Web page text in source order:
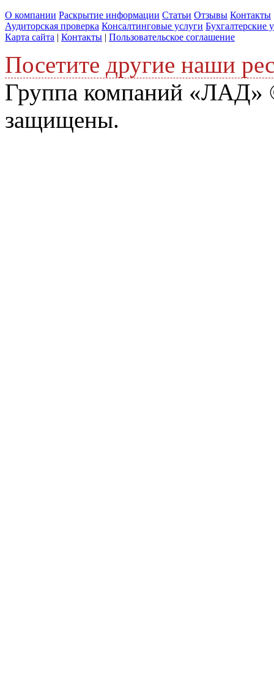
О компании Раскрытие информации Статьи Отзывы Контакты
Аудиторская проверка Консалтинговые услуги Бухгалтерские
Карта сайта | Контакты | Пользовательское соглашение
Посетите другие наши
Группа компаний «ЛАД»
защищены.